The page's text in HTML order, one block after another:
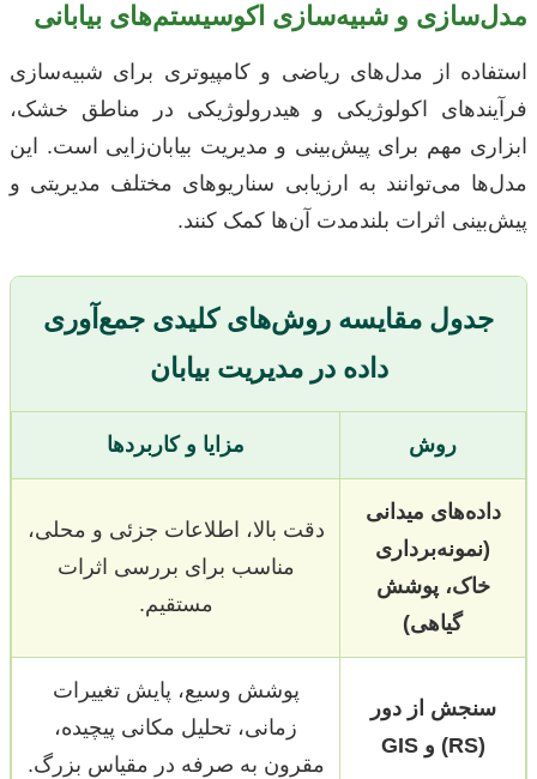
مدل‌سازی و شبیه‌سازی اکوسیستم‌های بیابانی
استفاده از مدل‌های ریاضی و کامپیوتری برای شبیه‌سازی
فرآیندهای اکولوژیکی و هیدرولوژیکی در مناطق خشک،
ابزاری مهم برای پیش‌بینی و مدیریت بیابان‌زایی است. این
مدل‌ها می‌توانند به ارزیابی سناریوهای مختلف مدیریتی و
پیش‌بینی اثرات بلندمدت آن‌ها کمک کنند.
جدول مقایسه روش‌های کلیدی جمع‌آوری
داده در مدیریت بیابان
روش مزایا و کاربردها
داده‌های میدانی
(نمونه‌برداری
خاک، پوشش
گیاهی)
دقت بالا، اطلاعات جزئی و محلی،
مناسب برای بررسی اثرات
مستقیم.
سنجش از دور
(RS) و GIS
پوشش وسیع، پایش تغییرات
زمانی، تحلیل مکانی پیچیده،
مقرون به صرفه در مقیاس بزرگ.